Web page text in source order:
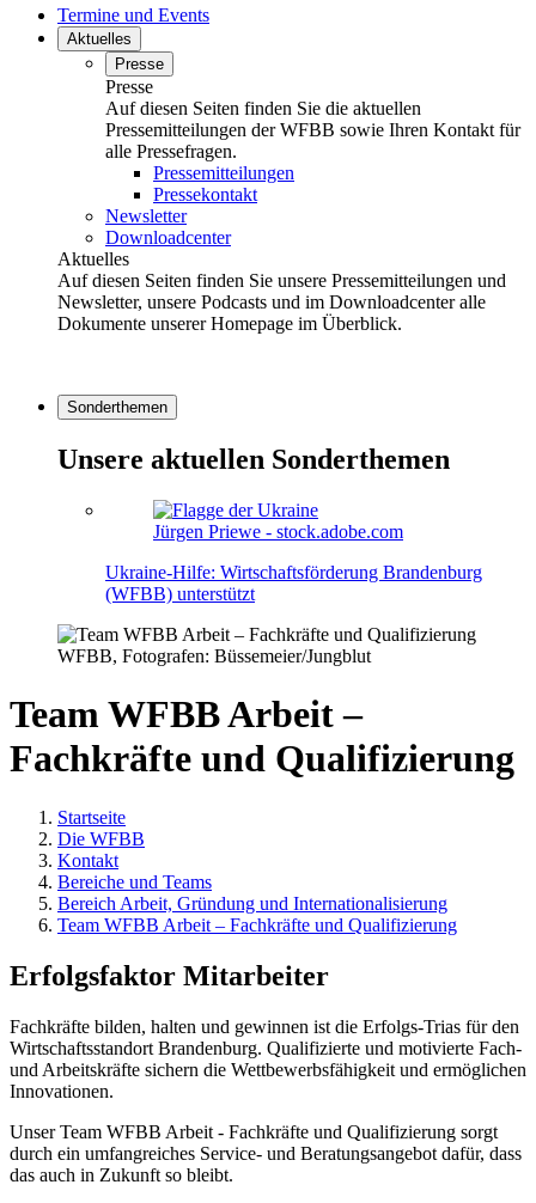
Termine und Events
Aktuelles
Presse
Presse
Auf diesen Seiten finden Sie die aktuellen
Pressemitteilungen der WFBB sowie Ihren Kontakt für
alle Pressefragen.
Pressemitteilungen
Pressekontakt
Newsletter
Downloadcenter
Aktuelles
Auf diesen Seiten finden Sie unsere Pressemitteilungen und
Newsletter, unsere Podcasts und im Downloadcenter alle
Dokumente unserer Homepage im Überblick.
Sonderthemen
Unsere aktuellen Sonderthemen
Jürgen Priewe - stock.adobe.com
Ukraine-Hilfe: Wirtschaftsförderung Brandenburg
(WFBB) unterstützt
WFBB, Fotografen: Büssemeier/Jungblut
Team WFBB Arbeit –
Fachkräfte und Qualifizierung
Startseite
Die WFBB
Kontakt
Bereiche und Teams
Bereich Arbeit, Gründung und Internationalisierung
Team WFBB Arbeit – Fachkräfte und Qualifizierung
Erfolgsfaktor Mitarbeiter
Fachkräfte bilden, halten und gewinnen ist die Erfolgs-Trias für den
Wirtschaftsstandort Brandenburg. Qualifizierte und motivierte Fach-
und Arbeitskräfte sichern die Wettbewerbsfähigkeit und ermöglichen
Innovationen.
Unser Team WFBB Arbeit - Fachkräfte und Qualifizierung sorgt
durch ein umfangreiches Service- und Beratungsangebot dafür, dass
das auch in Zukunft so bleibt.